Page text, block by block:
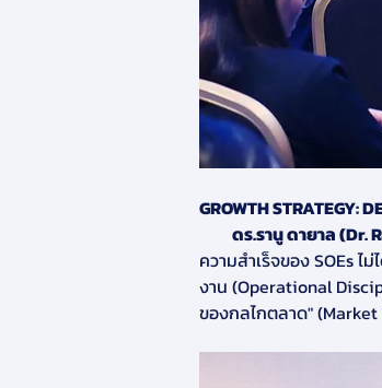
GROWTH STRATEGY:
ดร.รานู ดา
ความสำเร็จของ SOEs
งาน (Operational
ของกลไกตลาด"